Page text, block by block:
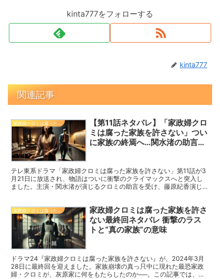
kinta777をフォローする
kinta777
関連記事
【第11話ネタバレ】「家政婦クロ
ミは腐った家族を許さない」つい
に家族の終焉へ…関水渚の助言と
テレ東系ドラマ「家政婦クロミは腐った家族を許さない」第11話が3
月21日に放送され、物語はついに衝撃のクライマックスへと突入し
ました。主演・関水渚が演じるクロミの助言を受け、藤原紀香演じる
回への見どころを徹底解説します。ネタバレを含みますのでご注意く
ださい。
家政婦クロミは腐った家族を許さない
家政婦クロミは腐った家族を許さ
ない最終回ネタバレ 衝撃のラス
トと“真の家族”の意味
ドラマ24『家政婦クロミは腐った家族を許さない』が、2024年3月
28日に最終回を迎えました。家族崩壊の真っ只中に現れた最恐家政
婦・クロミが、灰原家に何をもたらしたのか──。この記事では、最